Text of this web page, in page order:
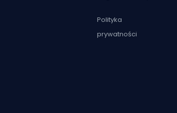
Polityka
prywatności